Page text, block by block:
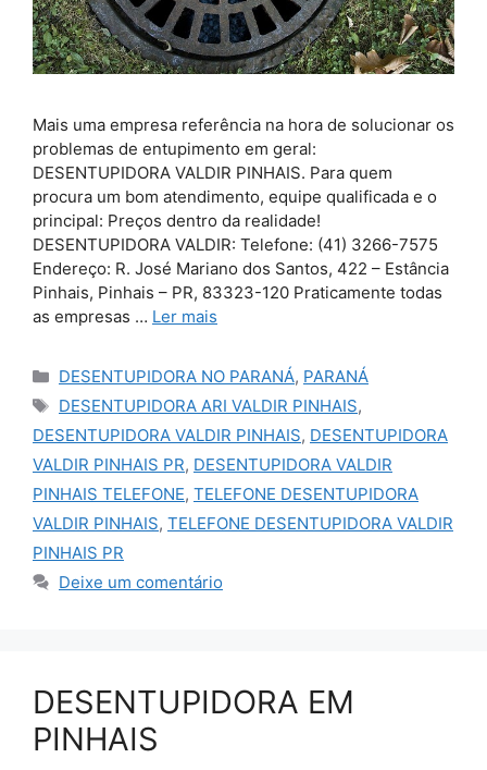
Mais uma empresa referência na hora de solucionar os
problemas de entupimento em geral:
DESENTUPIDORA VALDIR PINHAIS. Para quem
procura um bom atendimento, equipe qualificada e o
principal: Preços dentro da realidade!
DESENTUPIDORA VALDIR: Telefone: (41) 3266-7575
Endereço: R. José Mariano dos Santos, 422 – Estância
Pinhais, Pinhais – PR, 83323-120 Praticamente todas
as empresas … Ler mais
Categorias
DESENTUPIDORA NO PARANÁ, PARANÁ
Tags
DESENTUPIDORA ARI VALDIR PINHAIS,
DESENTUPIDORA VALDIR PINHAIS, DESENTUPIDORA
VALDIR PINHAIS PR, DESENTUPIDORA VALDIR
PINHAIS TELEFONE, TELEFONE DESENTUPIDORA
VALDIR PINHAIS, TELEFONE DESENTUPIDORA VALDIR
PINHAIS PR
Deixe um comentário
DESENTUPIDORA EM
PINHAIS